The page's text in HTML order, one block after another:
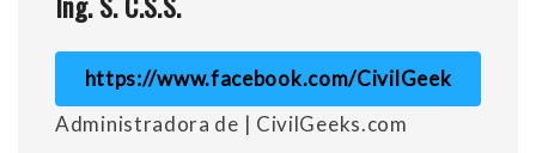
https://www.facebook.com/CivilGeek
Administradora de | CivilGeeks.com